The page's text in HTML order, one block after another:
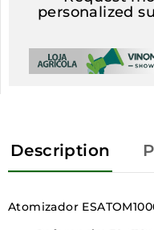
personalized
Description
Atomizador